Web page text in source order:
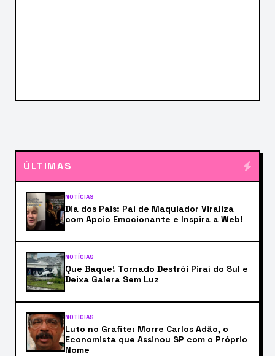
ÚLTIMAS
NOTÍCIAS
Dia dos Pais: Pai de Maquiador Viraliza
com Apoio Emocionante e Inspira a Web!
NOTÍCIAS
Que Baque! Tornado Destrói Piraí do Sul e
Deixa Galera Sem Luz
NOTÍCIAS
Luto no Grafite: Morre Carlos Adão, o
Economista que Assinou SP com o Próprio
Nome